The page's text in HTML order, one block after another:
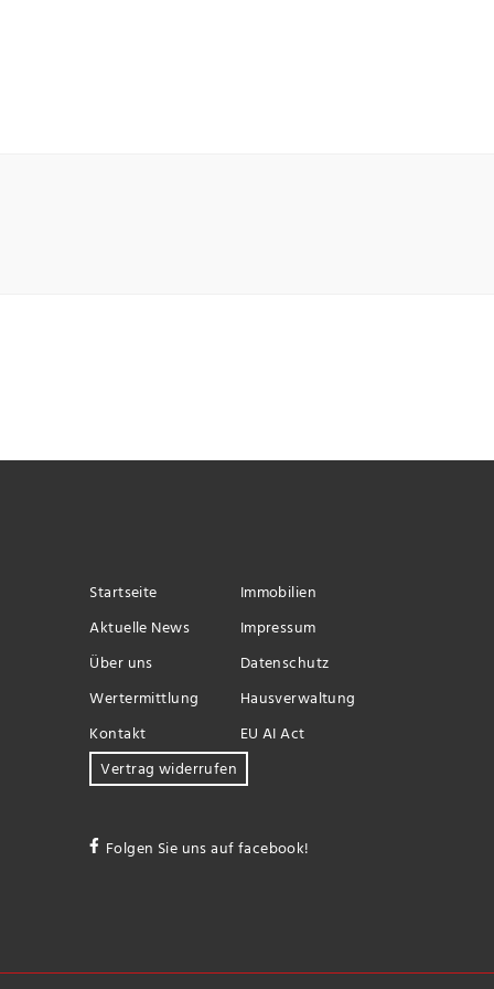
Startseite
Immobilien
Aktuelle News
Impressum
Über uns
Datenschutz
Wertermittlung
Hausverwaltung
Kontakt
EU AI Act
Vertrag widerrufen
Folgen Sie uns auf facebook!